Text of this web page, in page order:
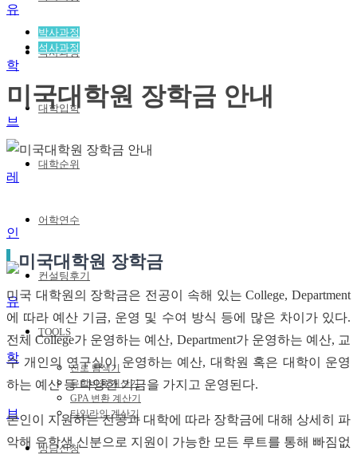
석사과정
대학입학
대학순위
어학연수
컨설팅후기
TOOLS
진로 탐색기
유학비용 계산기
GPA 변환 계산기
타임라인 계산기
상담신청
박사과정
석사과정
미국대학원 장학금 안내
미국대학원 장학금
미국 대학원의 장학금은 전공이 속해 있는 College, Department
에 따라 예산 기금, 운영 및 수여 방식 등에 많은 차이가 있다.
전체 College가 운영하는 예산, Department가 운영하는 예산, 교
수 개인의 연구실이 운영하는 예산, 대학원 혹은 대학이 운영
하는 예산 등 다양한 기금을 가지고 운영된다.
본인이 지원하는 전공과 대학에 따라 장학금에 대해 상세히 파
악해 유학생 신분으로 지원이 가능한 모든 루트를 통해 빠짐없